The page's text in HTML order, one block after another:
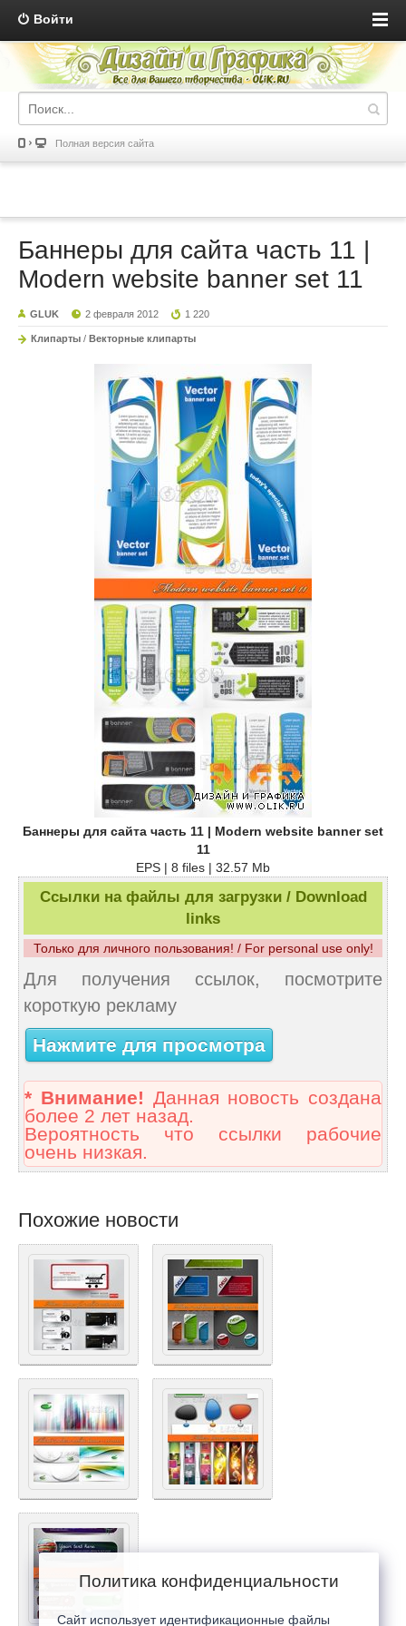
Войти
Полная версия сайта
Баннеры для сайта часть 11 |
Modern website banner set 11
GLUK 2 февраля 2012 1 220
Клипарты / Векторные клипарты
Баннеры для сайта часть 11 | Modern website banner set
11
EPS | 8 files | 32.57 Mb
Ссылки на файлы для загрузки / Download
links
Только для личного пользования! / For personal use only!
Для получения ссылок, посмотрите
короткую рекламу
Нажмите для просмотра
* Внимание! Данная новость создана
более 2 лет назад.
Вероятность что ссылки рабочие
очень низкая.
Похожие новости
Политика конфиденциальности
Сайт использует идентификационные файлы